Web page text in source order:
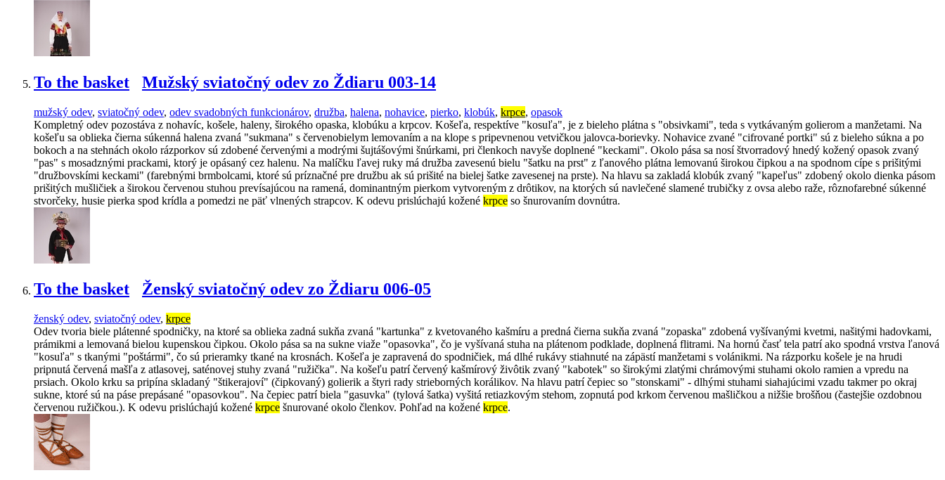
To the basket Mužský sviatočný odev zo Ždiaru 003-14
mužský odev, sviatočný odev, odev svadobných funkcionárov, družba, halena, nohavice, pierko, klobúk, krpce, opasok
Kompletný odev pozostáva z nohavíc, košele, haleny, širokého opaska, klobúku a krpcov. Košeľa, respektíve "kosuľa", je z bieleho plátna s "obsivkami", teda s vytkávaným golierom a manžetami. Na
košeľu sa oblieka čierna súkenná halena zvaná "sukmana" s červenobielym lemovaním a na klope s pripevnenou vetvičkou jalovca-borievky. Nohavice zvané "cifrované portki" sú z bieleho súkna a po
bokoch a na stehnách okolo rázporkov sú zdobené červenými a modrými šujtášovými šnúrkami, pri členkoch navyše doplnené "keckami". Okolo pása sa nosí štvorradový hnedý kožený opasok zvaný
"pas" s mosadznými prackami, ktorý je opásaný cez halenu. Na malíčku ľavej ruky má družba zavesenú bielu "šatku na prst" z ľanového plátna lemovanú širokou čipkou a na spodnom cípe s prišitými
"družbovskími keckami" (farebnými brmbolcami, ktoré sú príznačné pre družbu ak sú prišité na bielej šatke zavesenej na prste). Na hlavu sa zakladá klobúk zvaný "kapeľus" zdobený okolo dienka pásom
prišitých mušličiek a širokou červenou stuhou prevísajúcou na ramená, dominantným pierkom vytvoreným z drôtikov, na ktorých sú navlečené slamené trubičky z ovsa alebo raže, rôznofarebné súkenné
stvorčeky, husie pierka spod krídla a pomedzi ne päť vlnených strapcov. K odevu prislúchajú kožené krpce so šnurovaním dovnútra.
To the basket Ženský sviatočný odev zo Ždiaru 006-05
ženský odev, sviatočný odev, krpce
Odev tvoria biele plátenné spodničky, na ktoré sa oblieka zadná sukňa zvaná "kartunka" z kvetovaného kašmíru a predná čierna sukňa zvaná "zopaska" zdobená vyšívanými kvetmi, našitými hadovkami,
prámikmi a lemovaná bielou kupenskou čipkou. Okolo pása sa na sukne viaže "opasovka", čo je vyšívaná stuha na plátenom podklade, doplnená flitrami. Na hornú časť tela patrí ako spodná vrstva ľanová
"kosuľa" s tkanými "poštármi", čo sú prieramky tkané na krosnách. Košeľa je zapravená do spodničiek, má dlhé rukávy stiahnuté na zápästí manžetami s volánikmi. Na rázporku košele je na hrudi
pripnutá červená mašľa z atlasovej, saténovej stuhy zvaná "ružička". Na košeľu patrí červený kašmírový živôtik zvaný "kabotek" so širokými zlatými chrámovými stuhami okolo ramien a vpredu na
prsiach. Okolo krku sa pripína skladaný "štikerajoví" (čipkovaný) golierik a štyri rady strieborných korálikov. Na hlavu patrí čepiec so "stonskami" - dlhými stuhami siahajúcimi vzadu takmer po okraj
sukne, ktoré sú na páse prepásané "opasovkou". Na čepiec patrí biela "gasuvka" (tylová šatka) vyšitá retiazkovým stehom, zopnutá pod krkom červenou mašličkou a nižšie brošňou (častejšie ozdobnou
červenou ružičkou.). K odevu prislúchajú kožené krpce šnurované okolo členkov. Pohľad na kožené krpce.